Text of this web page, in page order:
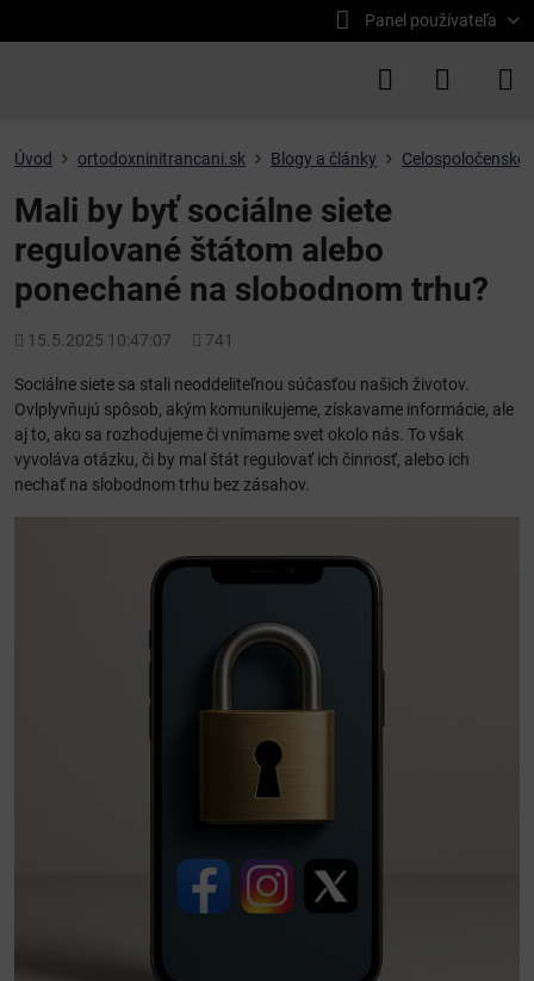
Panel používateľa
Úvod ortodoxninitrancani.sk Blogy a články Celospoločenské
Mali by byť sociálne siete
regulované štátom alebo
ponechané na slobodnom trhu?
Pridané
15.5.2025 10:47:07
Počet
741
Sociálne siete sa stali neoddeliteľnou súčasťou našich životov.
Ovlplyvňujú spôsob, akým komunikujeme, získavame informácie, ale
aj to, ako sa rozhodujeme či vnímame svet okolo nás. To však
vyvoláva otázku, či by mal štát regulovať ich činnosť, alebo ich
nechať na slobodnom trhu bez zásahov.